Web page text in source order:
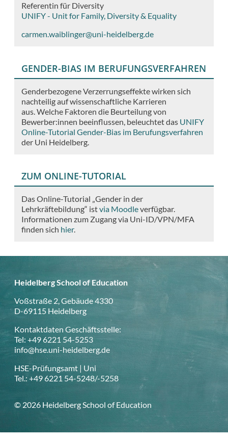
Referentin für Diversity
UNIFY - Unit for Family, Diversity & Equality
carmen.waiblinger@uni-heidelberg.de
GENDER-BIAS IM BERUFUNGSVERFAHREN
Genderbezogene Verzerrungseffekte wirken sich
nachteilig auf wissenschaftliche Karrieren
aus. Welche Faktoren die Beurteilung von
Bewerber:innen beeinflussen, beleuchtet das UNIFY
Online-Tutorial Gender-Bias im Berufungsverfahren
der Uni Heidelberg.
ZUM ONLINE-TUTORIAL
Das Online-Tutorial „Gender in der
Lehrkräftebildung“ istvia Moodleverfügbar.
Informationen zum Zugang via Uni-ID/VPN/MFA
finden sich hier.
Heidelberg School of Education
Voßstraße 2, Gebäude 4330
D-69115 Heidelberg
Kontaktdaten Geschäftsstelle:
Tel: +49 6221 54-5253
info@hse.uni-heidelberg.de
HSE-Prüfungsamt | Uni
Tel.: +49 6221 54-5248/-5258
© 2026 Heidelberg School of Education